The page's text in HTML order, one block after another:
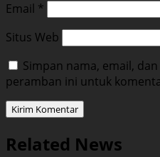
Email *
Situs Web
Simpan nama, email,
peramban ini untuk
Related News